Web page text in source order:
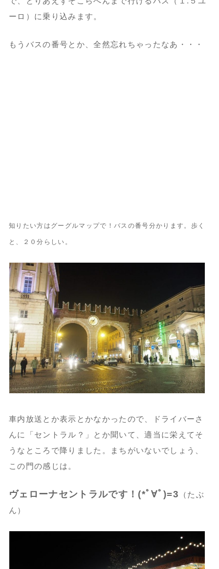
ーロ）に乗り込みます。
もうバスの番号とか、全然忘れちゃったなあ・・・
知りたい方はグーグルマップで！バスの番号分かります。歩く
と、２０分らしい。
車内放送とか表示とかなかったので、ドライバーさ
んに「セントラル？」とか聞いて、適当に栄えてそ
うなところで降りました。まちがいないでしょう、
この門の感じは。
ヴェローナセントラルです！(*ﾟ∀ﾟ)=3
（たぶ
ん）